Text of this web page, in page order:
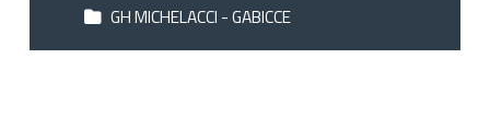
GH MICHELACCI - GABICCE